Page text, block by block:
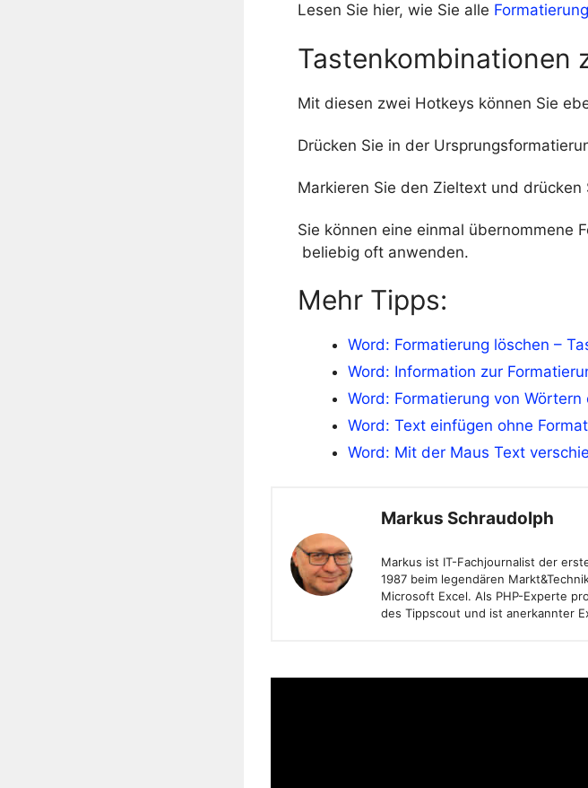
Lesen Sie hier, wie Sie alle
Tastenkombinationen
Mit diesen zwei Hotkeys können Sie
Drücken Sie in der
Markieren Sie den Zieltext und drücken
Sie können eine einmal übernommene
beliebig oft anwenden.
Mehr Tipps:
Word: Formatierung löschen –
Word: Information zur
Word: Formatierung von Wörtern
Word: Text einfügen ohne
Word: Mit der Maus Text
Markus Schraudolph
Markus ist IT-Fachjournalist der
1987 beim legendären
Microsoft Excel. Als PHP-Experte
des Tippscout und ist anerkannter